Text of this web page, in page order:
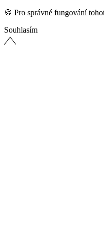
🍪 Pro správné fungování
Souhlasím